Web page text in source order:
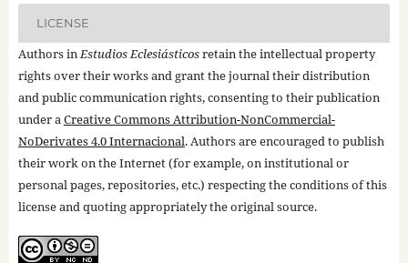
LICENSE
Authors inEstudios Eclesiásticosretain the intellectual property
rights over their works and grant the journal their distribution
and public communication rights, consenting to their publication
under aCreative Commons Attribution-NonCommercial-
NoDerivates 4.0 Internacional. Authors are encouraged to publish
their work on the Internet (for example, on institutional or
personal pages, repositories, etc.) respecting the conditions of this
license and quoting appropriately the original source.